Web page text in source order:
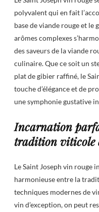
polyvalent qui en fait
base de viande rouge et le
arômes complexes
des saveurs de la viande
culinaire. Que ce soit un
plat de gibier raffiné, le
touche d’élégance et de
une symphonie gustative
Incarnation
tradition viticole
Le Saint Joseph vin rouge
harmonieuse entre la
techniques modernes de
vin d’exception, on peut